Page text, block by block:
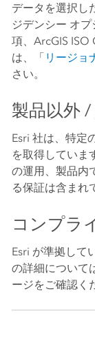
データを選択し
ジデンシー オ
項、ArcGIS ISO
は、「 リージョ
さい。
製品以外
Esri 社は、特定
を取得していま
の運用、製品内
る保証は含まれ
コンプラ
Esri が準拠して
の詳細について
ージをご確認く